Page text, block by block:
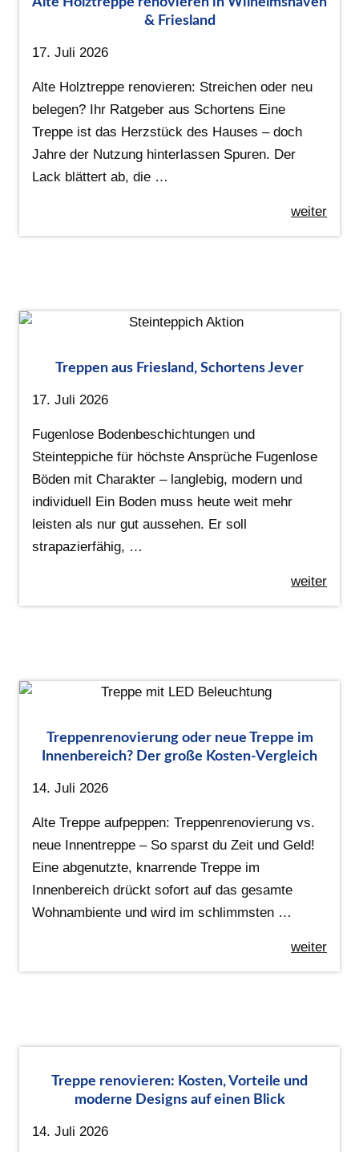
& Friesland
17. Juli 2026
Alte Holztreppe renovieren: Streichen oder neu
belegen? Ihr Ratgeber aus Schortens Eine
Treppe ist das Herzstück des Hauses – doch
Jahre der Nutzung hinterlassen Spuren. Der
Lack blättert ab, die …
weiter
Treppen aus Friesland, Schortens Jever
17. Juli 2026
Fugenlose Bodenbeschichtungen und
Steinteppiche für höchste Ansprüche Fugenlose
Böden mit Charakter – langlebig, modern und
individuell Ein Boden muss heute weit mehr
leisten als nur gut aussehen. Er soll
strapazierfähig, …
weiter
Treppenrenovierung oder neue Treppe im
Innenbereich? Der große Kosten-Vergleich
14. Juli 2026
Alte Treppe aufpeppen: Treppenrenovierung vs.
neue Innentreppe – So sparst du Zeit und Geld!
Eine abgenutzte, knarrende Treppe im
Innenbereich drückt sofort auf das gesamte
Wohnambiente und wird im schlimmsten …
weiter
Treppe renovieren: Kosten, Vorteile und
moderne Designs auf einen Blick
14. Juli 2026